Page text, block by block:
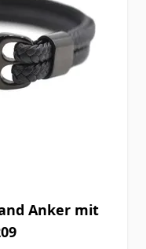
Anker mit